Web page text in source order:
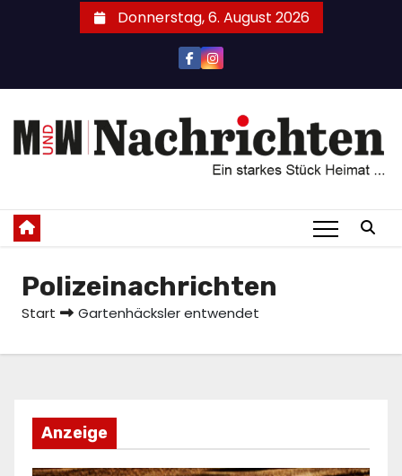
Donnerstag, 6. August 2026
Polizeinachrichten
Start Gartenhäcksler entwendet
Anzeige